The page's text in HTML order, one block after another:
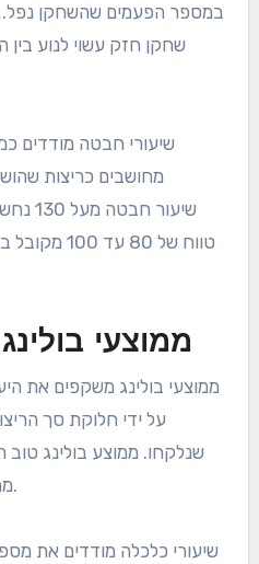
במספר הפעמים שהשחקן נפל.
שחקן חזק עשוי לנוע
שיעורי חבטה מודדים
ממוצעי
ממוצעי בולינג משקפים את
על ידי חלוקת סך
מה שמעיד על ביצועים חזקים.
שיעורי כלכלה מודדים את